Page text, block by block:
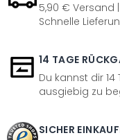
5,90 € Versand
Schnelle
14 TAGE
Du kannst dir
ausgiebig zu
SICHER